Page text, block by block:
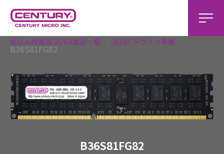
組込み産業用 DDR3製品一覧
JEDECデザイン準拠
B36S81FG82
B36S81FG82